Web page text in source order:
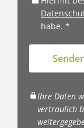
habe. *
Ihre Daten
vertraulich